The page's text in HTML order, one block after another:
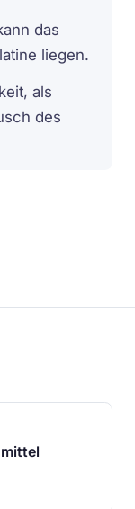
das
liegen.
als
des